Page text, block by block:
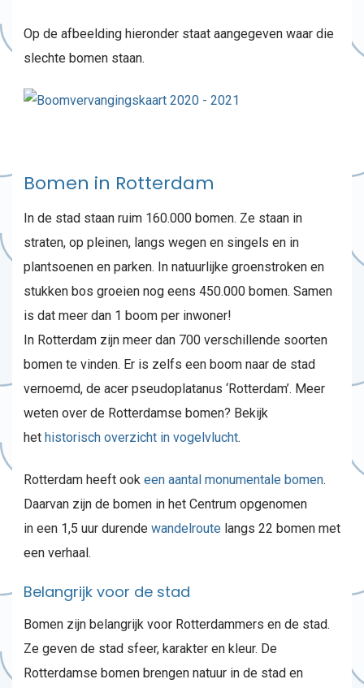
Op de afbeelding hieronder staat aangegeven waar die
slechte bomen staan.
Bomen in Rotterdam
In de stad staan ruim 160.000 bomen. Ze staan in
straten, op pleinen, langs wegen en singels en in
plantsoenen en parken. In natuurlijke groenstroken en
stukken bos groeien nog eens 450.000 bomen. Samen
is dat meer dan 1 boom per inwoner!
In Rotterdam zijn meer dan 700 verschillende soorten
bomen te vinden. Er is zelfs een boom naar de stad
vernoemd, de acer pseudoplatanus ‘Rotterdam’. Meer
weten over de Rotterdamse bomen? Bekijk
het historisch overzicht in vogelvlucht.
Rotterdam heeft ook een aantal monumentale bomen.
Daarvan zijn de bomen in het Centrum opgenomen
in een 1,5 uur durende wandelroute langs 22 bomen met
een verhaal.
Belangrijk voor de stad
Bomen zijn belangrijk voor Rotterdammers en de stad.
Ze geven de stad sfeer, karakter en kleur. De
Rotterdamse bomen brengen natuur in de stad en